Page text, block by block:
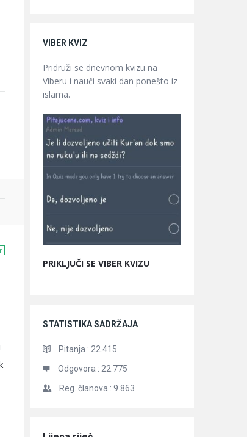
VIBER KVIZ
Pridruži se dnevnom kvizu na
Viberu i nauči svaki dan ponešto iz
islama.
PRIKLJUČI SE VIBER KVIZU
STATISTIKA SADRŽAJA
Pitanja : 22.415
Odgovora : 22.775
Reg. članova : 9.863